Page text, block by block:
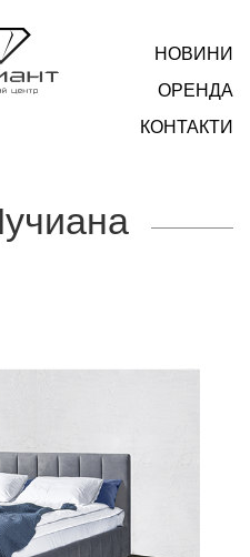
НОВИНИ
ОРЕНДА
КОНТАКТИ